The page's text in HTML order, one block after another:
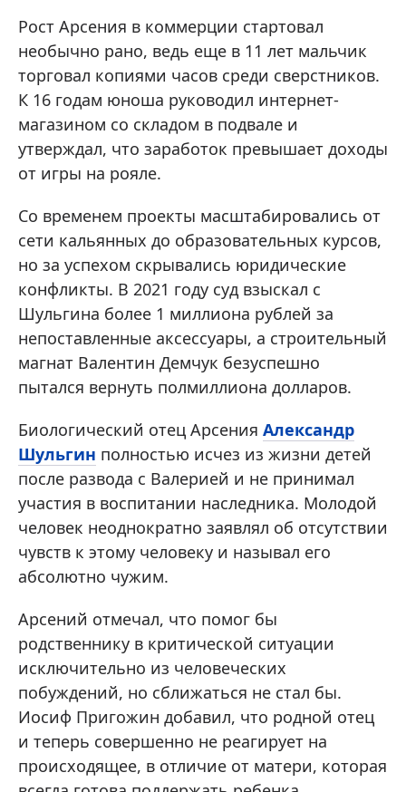
Рост Арсения в коммерции стартовал
необычно рано, ведь еще в 11 лет мальчик
торговал копиями часов среди сверстников.
К 16 годам юноша руководил интернет-
магазином со складом в подвале и
утверждал, что заработок превышает доходы
от игры на рояле.
Со временем проекты масштабировались от
сети кальянных до образовательных курсов,
но за успехом скрывались юридические
конфликты. В 2021 году суд взыскал с
Шульгина более 1 миллиона рублей за
непоставленные аксессуары, а строительный
магнат Валентин Демчук безуспешно
пытался вернуть полмиллиона долларов.
Биологический отец Арсения Александр
Шульгин полностью исчез из жизни детей
после развода с Валерией и не принимал
участия в воспитании наследника. Молодой
человек неоднократно заявлял об отсутствии
чувств к этому человеку и называл его
абсолютно чужим.
Арсений отмечал, что помог бы
родственнику в критической ситуации
исключительно из человеческих
побуждений, но сближаться не стал бы.
Иосиф Пригожин добавил, что родной отец
и теперь совершенно не реагирует на
происходящее, в отличие от матери, которая